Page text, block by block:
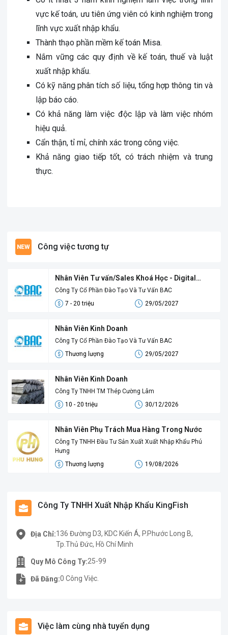
vực kế toán, ưu tiên ứng viên có kinh nghiệm trong
lĩnh vực xuất nhập khẩu.
Thành thạo phần mềm kế toán Misa.
Nắm vững các quy định về kế toán, thuế và luật
xuất nhập khẩu.
Có kỹ năng phân tích số liệu, tổng hợp thông tin và
lập báo cáo.
Có khả năng làm việc độc lập và làm việc nhóm
hiệu quả.
Cẩn thận, tỉ mỉ, chính xác trong công việc.
Khả năng giao tiếp tốt, có trách nhiệm và trung
thực.
Công việc tương tự
Nhân Viên Tư vấn/Sales Khoá Học - Digital
Sales
Công Ty Cổ Phần Đào Tạo Và Tư Vấn BAC
7 - 20 triệu
29/05/2027
Nhân Viên Kinh Doanh
Công Ty Cổ Phần Đào Tạo Và Tư Vấn BAC
Thương lượng
29/05/2027
Nhân Viên Kinh Doanh
Công Ty TNHH TM Thép Cường Lâm
10 - 20 triệu
30/12/2026
Nhân Viên Phụ Trách Mua Hàng Trong Nước
Công Ty TNHH Đầu Tư Sản Xuất Xuất Nhập Khẩu Phú
Hưng
Thương lượng
19/08/2026
Công Ty TNHH Xuất Nhập Khẩu KingFish
Địa Chỉ:136 Đường D3, KDC Kiến Á, P.Phước Long B,
Tp.Thủ Đức, Hồ Chí Minh
Quy Mô Công Ty:25-99
Đã Đăng:0 Công Việc.
Việc làm cùng nhà tuyển dụng